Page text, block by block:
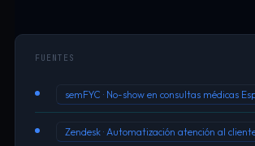
FUENTES
semFYC · No-show en consultas médicas
Zendesk · Automatización atención al